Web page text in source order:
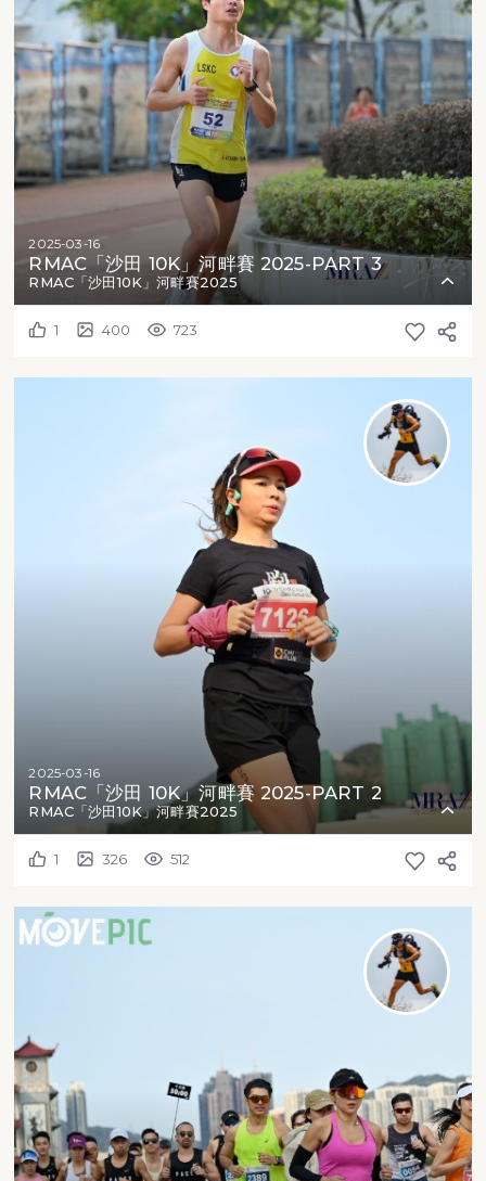
2025-03-16
RMAC「沙田 10K」河畔賽 2025-PART 3
RMAC「沙田10K」河畔賽2025
1 400 723
2025-03-16
RMAC「沙田 10K」河畔賽 2025-PART 2
RMAC「沙田10K」河畔賽2025
1 326 512